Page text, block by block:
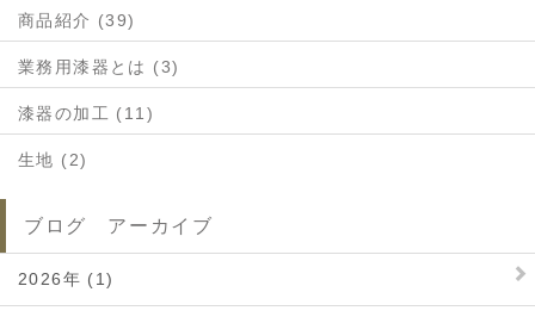
商品紹介 (39)
業務用漆器とは (3)
漆器の加工 (11)
生地 (2)
ブログ アーカイブ
2026年 (1)